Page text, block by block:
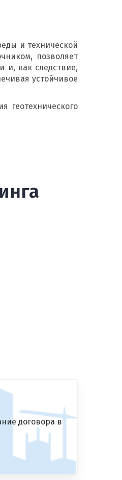
и технической
позволяет
и, как следствие,
устойчивое
геотехнического
договора в